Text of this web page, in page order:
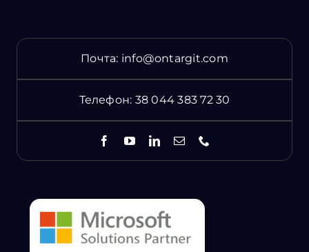
Почта: info@ontargit.com
Телефон: 38 044 383 72 30